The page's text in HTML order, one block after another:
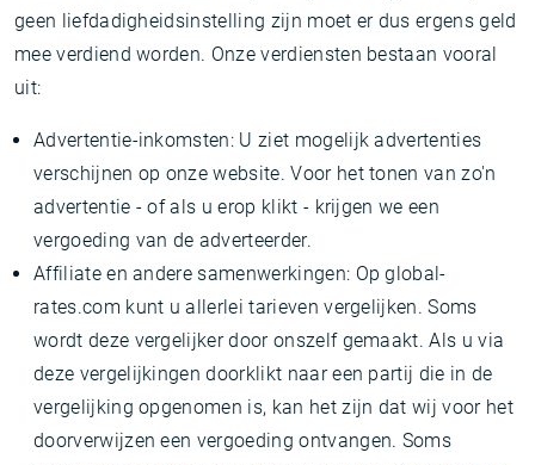
geen liefdadigheidsinstelling zijn moet er dus ergens geld
mee verdiend worden. Onze verdiensten bestaan vooral
uit:
Advertentie-inkomsten: U ziet mogelijk advertenties
verschijnen op onze website. Voor het tonen van zo'n
advertentie - of als u erop klikt - krijgen we een
vergoeding van de adverteerder.
Affiliate en andere samenwerkingen: Op global-
rates.com kunt u allerlei tarieven vergelijken. Soms
wordt deze vergelijker door onszelf gemaakt. Als u via
deze vergelijkingen doorklikt naar een partij die in de
vergelijking opgenomen is, kan het zijn dat wij voor het
doorverwijzen een vergoeding ontvangen. Soms